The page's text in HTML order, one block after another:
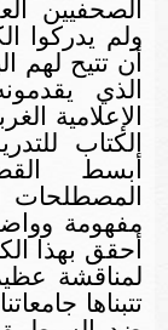
الصحفيين
ولم يدركوا
أن تتيح لهم
الذي
الإعلامية
الكتاب
أبسط
المصطلحات
مفهومة
أحقق بهذا
لمناقشة
تتبناها